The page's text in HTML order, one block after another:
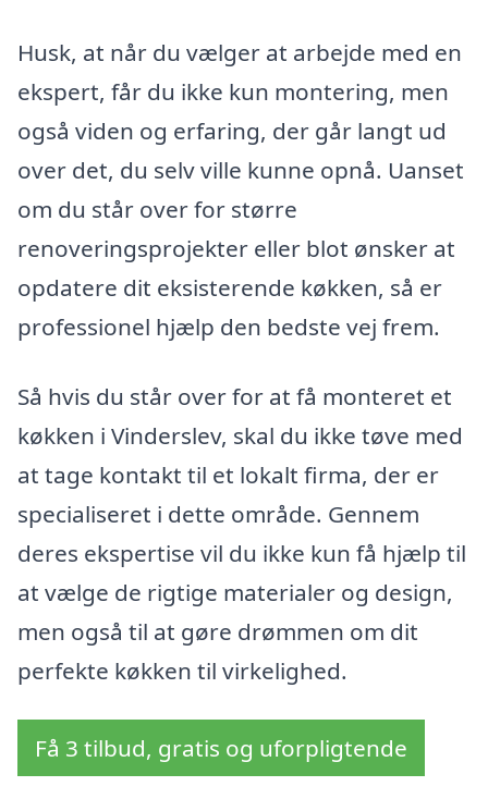
Husk, at når du vælger at arbejde med en
ekspert, får du ikke kun montering, men
også viden og erfaring, der går langt ud
over det, du selv ville kunne opnå. Uanset
om du står over for større
renoveringsprojekter eller blot ønsker at
opdatere dit eksisterende køkken, så er
professionel hjælp den bedste vej frem.
Så hvis du står over for at få monteret et
køkken i Vinderslev, skal du ikke tøve med
at tage kontakt til et lokalt firma, der er
specialiseret i dette område. Gennem
deres ekspertise vil du ikke kun få hjælp til
at vælge de rigtige materialer og design,
men også til at gøre drømmen om dit
perfekte køkken til virkelighed.
Få 3 tilbud, gratis og uforpligtende